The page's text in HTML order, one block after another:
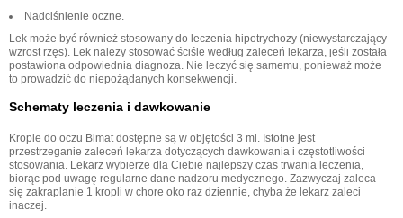
Nadciśnienie oczne.
Lek może być również stosowany do leczenia hipotrychozy (niewystarczający
wzrost rzęs). Lek należy stosować ściśle według zaleceń lekarza, jeśli została
postawiona odpowiednia diagnoza. Nie leczyć się samemu, ponieważ może
to prowadzić do niepożądanych konsekwencji.
Schematy leczenia i dawkowanie
Krople do oczu Bimat dostępne są w objętości 3 ml. Istotne jest
przestrzeganie zaleceń lekarza dotyczących dawkowania i częstotliwości
stosowania. Lekarz wybierze dla Ciebie najlepszy czas trwania leczenia,
biorąc pod uwagę regularne dane nadzoru medycznego. Zazwyczaj zaleca
się zakraplanie 1 kropli w chore oko raz dziennie, chyba że lekarz zaleci
inaczej.